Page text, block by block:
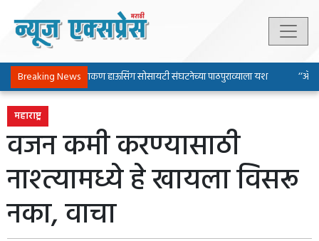
Breaking News
पिंपरी-चिंचवड चाकण हाऊसिंग सोसायटी संघटनेच्या पाठपुराव्याला यश
महाराष्ट्र
वजन कमी करण्यासाठी
नाश्त्यामध्ये हे खायला विसरू
नका, वाचा